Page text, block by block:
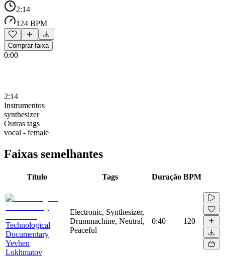
2:14
124 BPM
Comprar faixa
0:00
2:14
Instrumentos
synthesizer
Outras tags
vocal - female
Faixas semelhantes
Título Tags Duração BPM
Technological
Documentary
Yevhen
Lokhmatov
Electronic, Synthesizer,
Drummachine, Neutral,
Peaceful
0:40 120